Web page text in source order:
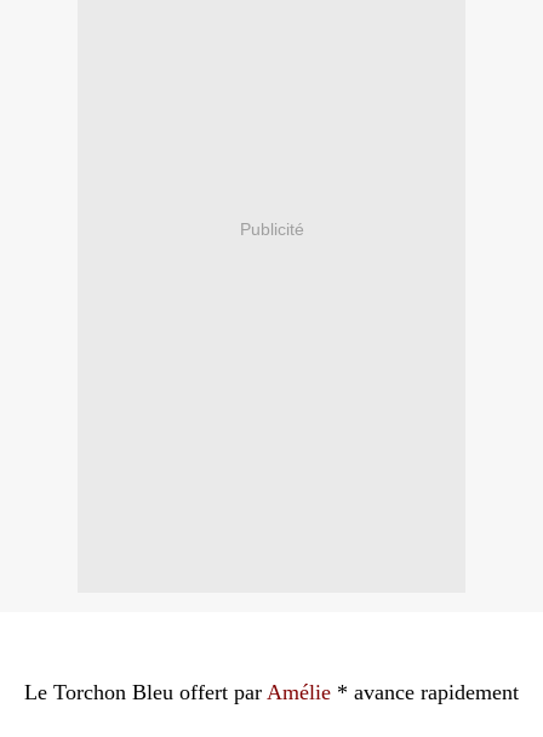
Publicité
Le Torchon Bleu offert par Amélie * avance rapidement